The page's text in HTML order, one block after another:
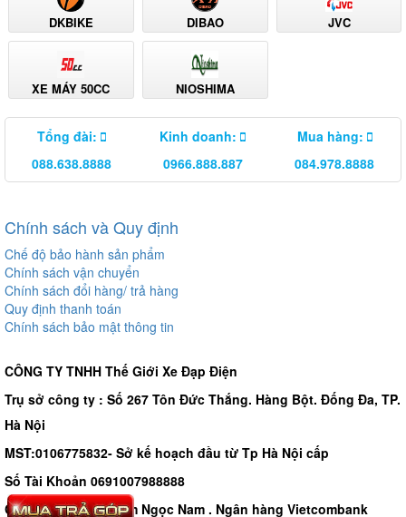
DKBIKE DIBAO JVC
XE MÁY 50CC NIOSHIMA
Tổng đài:
088.638.8888
Kinh doanh:
0966.888.887
Mua hàng:
084.978.8888
Chính sách và Quy định
Chế độ bảo hành sản phẩm
Chính sách vận chuyển
Chính sách đổi hàng/ trả hàng
Quy định thanh toán
Chính sách bảo mật thông tin
CÔNG TY TNHH Thế Giới Xe Đạp Điện
Trụ sở công ty : Số 267 Tôn Đức Thắng. Hàng Bột. Đống Đa, TP.
Hà Nội
MST:0106775832- Sở kế hoạch đầu từ Tp Hà Nội cấp
Số Tài Khoản 0691007988888
Chủ tài khoản - Phạm Ngọc Nam . Ngân hàng Vietcombank